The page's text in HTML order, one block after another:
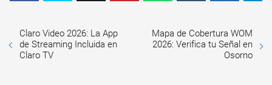
Claro Video 2026: La App
de Streaming Incluida en
Claro TV
Mapa de Cobertura WOM
2026: Verifica tu Señal en
Osorno